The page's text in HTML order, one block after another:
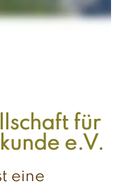
für
e.V.
eine